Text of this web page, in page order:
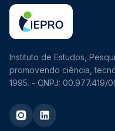
Instituto de Estudos,
promovendo ciência,
1995. - CNPJ: 00.977.419/